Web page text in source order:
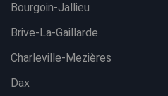
Bourgoin-Jallieu
Brive-La-Gaillarde
Charleville-Mezières
Dax